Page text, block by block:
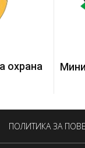
охрана
ПОЛИТИКА ЗА